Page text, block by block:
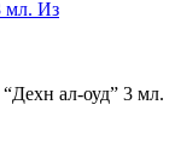
ал-оуд” 3 мл.